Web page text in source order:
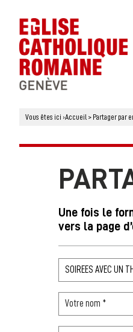
Vous êtes ici ›Accueil > Partager par
Une fois le
vers la page